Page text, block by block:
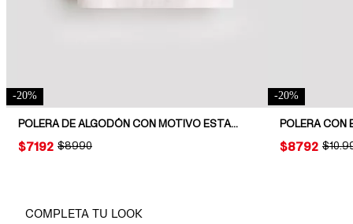
-20%
POLERA DE ALGODÓN CON MOTIVO ESTAMPADO
ORIGINAL PRICE:
$8990
PRICE:
$7192
-20%
POLERA CON
PRICE:
$8792
COMPLETA TU LOOK